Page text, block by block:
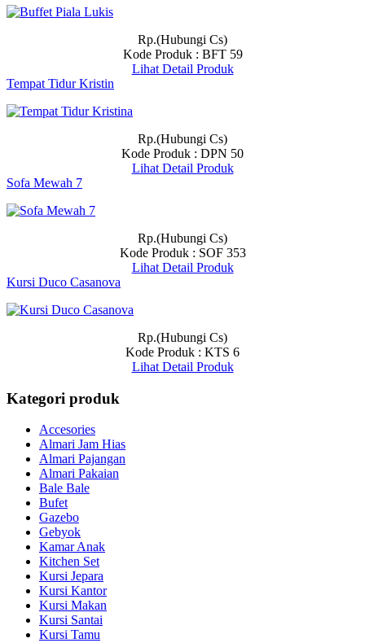
Rp.(Hubungi Cs)
Kode Produk : BFT 59
Lihat Detail Produk
Tempat Tidur Kristin
Rp.(Hubungi Cs)
Kode Produk : DPN 50
Lihat Detail Produk
Sofa Mewah 7
Rp.(Hubungi Cs)
Kode Produk : SOF 353
Lihat Detail Produk
Kursi Duco Casanova
Rp.(Hubungi Cs)
Kode Produk : KTS 6
Lihat Detail Produk
Kategori produk
Accesories
Almari Jam Hias
Almari Pajangan
Almari Pakaian
Bale Bale
Bufet
Gazebo
Gebyok
Kamar Anak
Kitchen Set
Kursi Jepara
Kursi Kantor
Kursi Makan
Kursi Santai
Kursi Tamu